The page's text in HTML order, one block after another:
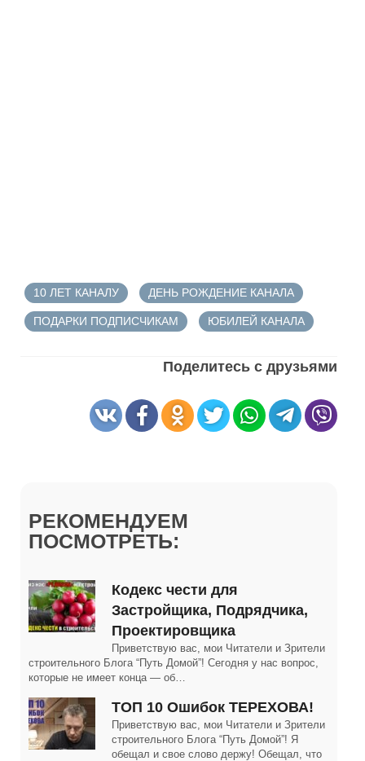
10 ЛЕТ КАНАЛУ ДЕНЬ РОЖДЕНИЕ КАНАЛА
ПОДАРКИ ПОДПИСЧИКАМ ЮБИЛЕЙ КАНАЛА
Поделитесь с друзьями
РЕКОМЕНДУЕМ
ПОСМОТРЕТЬ:
Кодекс чести для
Застройщика, Подрядчика,
Проектировщика
Приветствую вас, мои Читатели и Зрители
строительного Блога “Путь Домой”! Сегодня у нас вопрос,
которые не имеет конца — об…
ТОП 10 Ошибок ТЕРЕХОВА!
Приветствую вас, мои Читатели и Зрители
строительного Блога “Путь Домой”! Я
обещал и свое слово держу! Обещал, что